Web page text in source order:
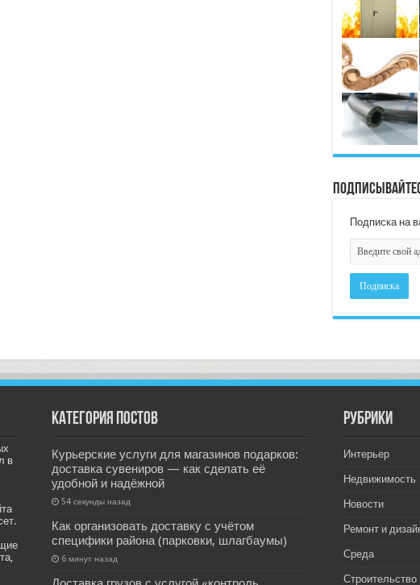
Подписка на
в
Категория постов
Курьерские услуги для магазинов подарков:
доставка сувениров — как сделать её
удобной и надёжной
54 секунды назад
Как организовать доставку с учётом
специфики района (парковки, шлагбаумы)
6 минут назад
РУбрики
Интерьер
Недвижимость
Новости
Ремонт и
Среда
Строительство